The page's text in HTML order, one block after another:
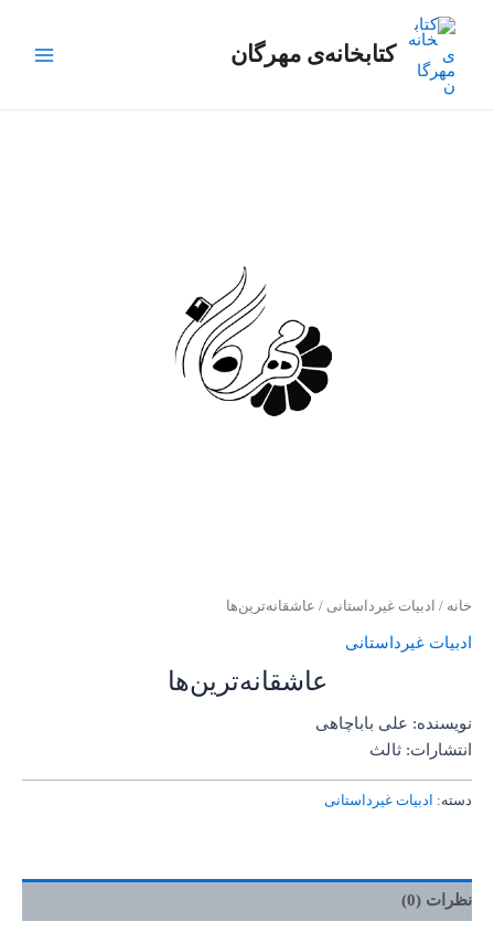
کتابخانه‌ی مهرگان
Menu
خانه / ادبیات غیرداستانی / عاشقانه‌ترین‌ها
ادبیات غیرداستانی
عاشقانه‌ترین‌ها
نویسنده: علی باباچاهی
انتشارات: ثالث
دسته: ادبیات غیرداستانی
نظرات (0)